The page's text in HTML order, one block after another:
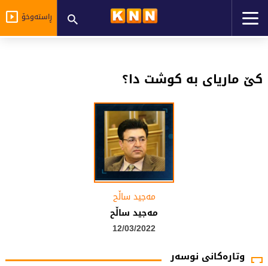
ڕاستەوخۆ
کێ ماریای بە کوشت دا؟
مەجید ساڵح
مەجید ساڵح
12/03/2022
وتارەکانی نوسەر